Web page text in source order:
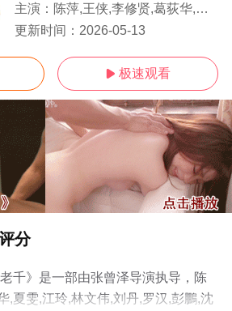
主演： 陈萍,王侠,李修贤,葛荻华,夏雯,江玲,林文伟,刘丹,罗汉,彭鵬,沈劳,田青,杨泽霖,杨志卿,方芬
更新时间： 2026-05-13
 极速观看
分
千》是一部由张曾泽导演执导，陈
,夏雯,江玲,林文伟,刘丹,罗汉,彭鵬,沈